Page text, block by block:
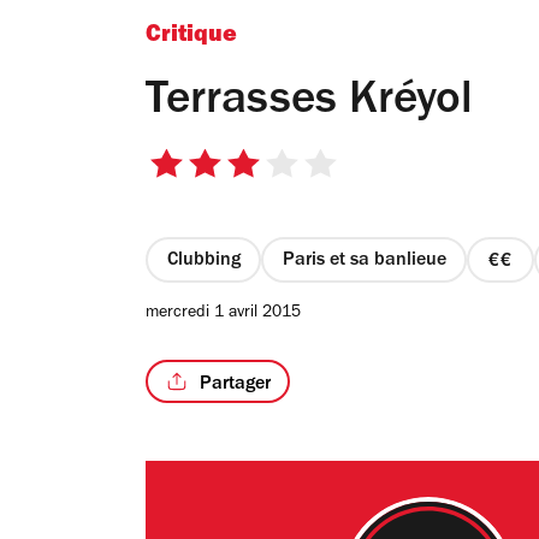
Critique
Terrasses Kréyol
3
étoiles
Clubbing Paris et sa banlieue
prix
mercredi 1 avril 2015
Partager